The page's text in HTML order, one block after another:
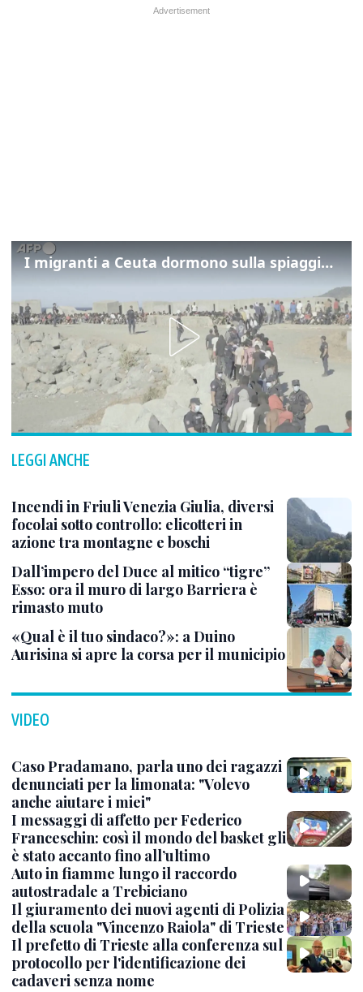
I migranti a Ceuta dormono sulla spiaggia: "Vogliamo entrare in Europa"
LEGGI ANCHE
Incendi in Friuli Venezia Giulia, diversi
focolai sotto controllo: elicotteri in
azione tra montagne e boschi
Dall’impero del Duce al mitico “tigre”
Esso: ora il muro di largo Barriera è
rimasto muto
«Qual è il tuo sindaco?»: a Duino
Aurisina si apre la corsa per il municipio
VIDEO
Caso Pradamano, parla uno dei ragazzi
denunciati per la limonata: "Volevo
anche aiutare i miei"
I messaggi di affetto per Federico
Franceschin: così il mondo del basket gli
è stato accanto fino all’ultimo
Auto in fiamme lungo il raccordo
autostradale a Trebiciano
Il giuramento dei nuovi agenti di Polizia
della scuola "Vincenzo Raiola" di Trieste
Il prefetto di Trieste alla conferenza sul
protocollo per l'identificazione dei
cadaveri senza nome